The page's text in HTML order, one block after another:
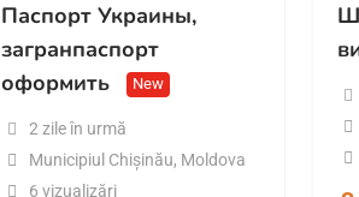
Паспорт Украины,
загранпаспорт
оформить
New
2 zile în urmă
Municipiul Chișinău, Moldova
6 vizualizări